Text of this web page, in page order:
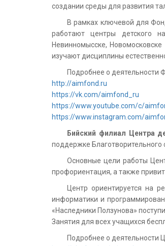
создании среды для развития
В рамках ключевой для
работают центры детского
Невинномысске,
изучают дисциплины
Подробнее о деятельности
http://aimfond.ru
https://vk.com/aimfond_ru
https://www.youtube.com/c/
https://www.instagram.com/
Бийский филиал Центра
поддержке
Основные цели работы
профориентация, а также
Центр ориентируется на
информатики и
«Наследники Ползунова»
Занятия для всех учащихся
Подробнее о деятельности